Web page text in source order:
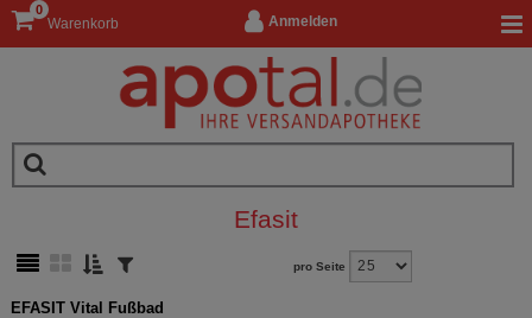
Anmelden
Warenkorb
0
Efasit
pro Seite
EFASIT Vital Fußbad